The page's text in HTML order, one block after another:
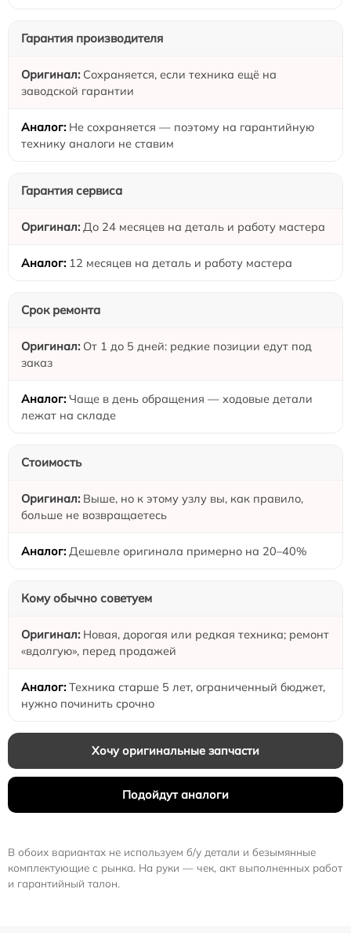
Гарантия производителя
Сохраняется, если техника ещё на
заводской гарантии
Не сохраняется — поэтому на гарантийную
технику аналоги не ставим
Гарантия сервиса
До 24 месяцев на деталь и работу мастера
12 месяцев на деталь и работу мастера
Срок ремонта
От 1 до 5 дней: редкие позиции едут под
заказ
Чаще в день обращения — ходовые детали
лежат на складе
Стоимость
Выше, но к этому узлу вы, как правило,
больше не возвращаетесь
Дешевле оригинала примерно на 20–40%
Кому обычно советуем
Новая, дорогая или редкая техника; ремонт
«вдолгую», перед продажей
Техника старше 5 лет, ограниченный бюджет,
нужно починить срочно
Хочу оригинальные запчасти
Подойдут аналоги
В обоих вариантах не используем б/у детали и безымянные
комплектующие с рынка. На руки — чек, акт выполненных работ
и гарантийный талон.